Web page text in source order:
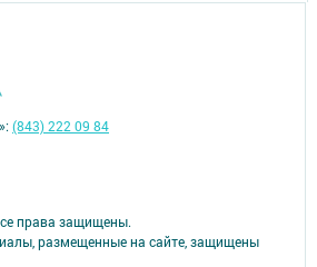
права защищены.
размещенные на сайте, защищены
(843) 222 09 84